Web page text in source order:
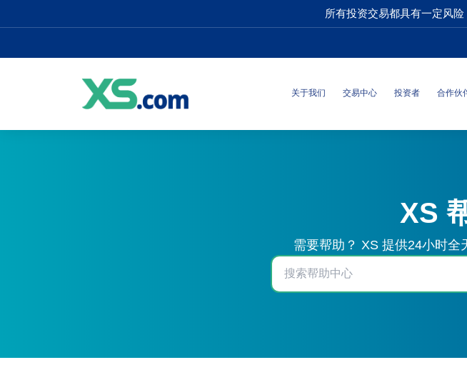
所有投资交易都具有一定风
关于我们 交易中心 投资者 合作伙
XS
需要帮助？ XS 提供24小时全